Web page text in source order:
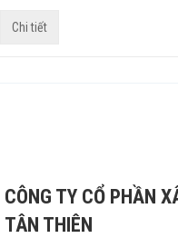
Chi tiết
CÔNG TY CỔ PHẦN
TÂN THIÊN